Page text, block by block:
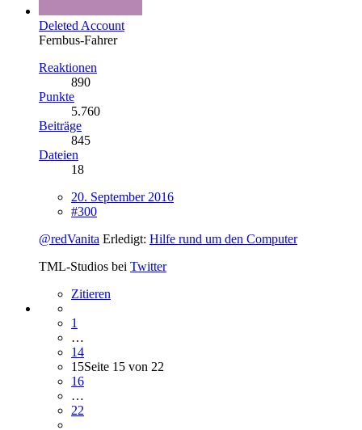
Deleted Account
Fernbus-Fahrer
Reaktionen
890
Punkte
5.760
Beiträge
845
Dateien
18
20. September 2016
#300
@redVanita Erledigt: Hilfe rund um den Computer
TML-Studios bei Twitter
Zitieren
1
…
14
15Seite 15 von 22
16
…
22